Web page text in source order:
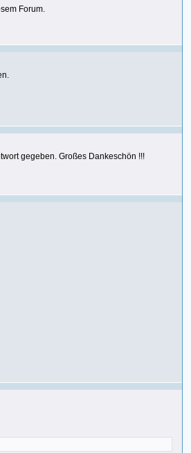
Forum.
gegeben. Großes Dankeschön !!!